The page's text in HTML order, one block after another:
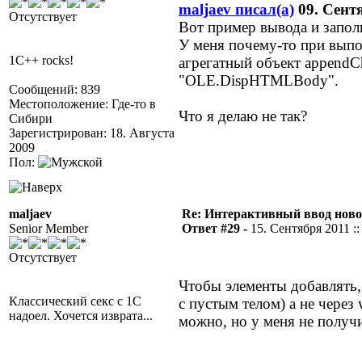
Отсутствует
1C++ rocks!
Сообщений: 839
Местоположение: Где-то в
Сибири
Зарегистрирован: 18. Августа
2009
Пол:
maljaev писал(а) 09.
Вот пример вывода и
У меня почему-то при
агрегатный объект
"OLE.DispHTMLBody".
Что я делаю не так?
maljaev
Senior Member
Отсутствует
Классический секс с 1С
надоел. Хочется изврата...
Re: Интерактивный ввод
Ответ #29 - 15. Сентября 2011
Чтобы элементы
с пустым телом) а не
можно, но у меня не